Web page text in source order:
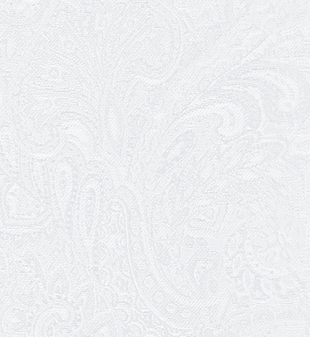
Ювілей Валентини Бородіної
13.05.2026
Конкурс на заміщення вакантних
посад
12.05.2026
Ювілей Світлани Коцюренко
10.05.2026
Онлайн-трансляція концерту «Хто
кого?»
09.05.2026
Ювілей Олександра Ланге
08.05.2026
Відновлення мюзиклу «Ханум»
06.05.2026
Вітаємо з прем'єрою у виставі «Два
кольори однієї долі» Катерину Мись!